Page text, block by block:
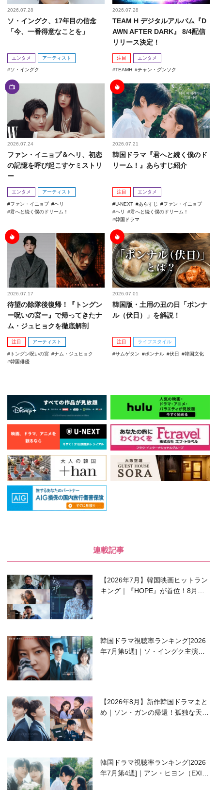
2026.07.28
ソ・イングク、17年目の信念
「今、一番得意なことを」
エンタメ アーティスト
ソ・イングク
2026.07.28
TEAM H デジタルアルバム『D
AWN AFTER DARK』 8/4配信
リリース決定！
注目 エンタメ
TEAMH チャン・グンソク
2026.07.24
ファン・イニョプ＆ヘリ、初恋
の記憶を呼び起こすケミストリ
ー
エンタメ アーティスト
ファン・イニョプ
ヘリ
君へと続く僕のドリーム！
2026.07.21
韓国ドラマ『君へと続く僕のド
リーム！』あらすじ紹介
注目 エンタメ
U-NEXT あらすじ
ファン・イニョプ
ヘリ
君へと続く僕のドリーム！
韓国ドラマ
2026.07.17
待望の除隊後復帰！『トングン
ー呪いの宮ー』で帰ってきたナ
ム・ジュヒョクを徹底解剖
注目 アーティスト
トングン呪いの宮
ナム・ジュヒョク
韓国俳優
2026.07.01
韓国版・土用の丑の日「ポンナ
ル（伏日）」を解説！
注目 ライフスタイル
サムゲタン ポンナル 伏日 韓国文化
連載記事
【2026年7月】韓国映画ヒットラン
キング｜『HOPE』が首位！8月公
韓国ドラマ視聴率ランキング[2026
年7月第5週]｜ソ・イングク主演の
【2026年8月】新作韓国ドラマまと
め｜ソン・ガンの帰還！孤独な天才
韓国ドラマ視聴率ランキング[2026
年7月第4週]｜アン・ヒヨン（EXID